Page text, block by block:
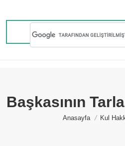
Başkasının
You are here:
Anasayfa Kul